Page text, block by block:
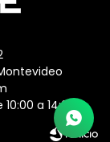
a 14:00hs